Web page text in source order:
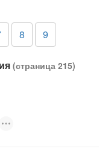
8 9
(страница 215)